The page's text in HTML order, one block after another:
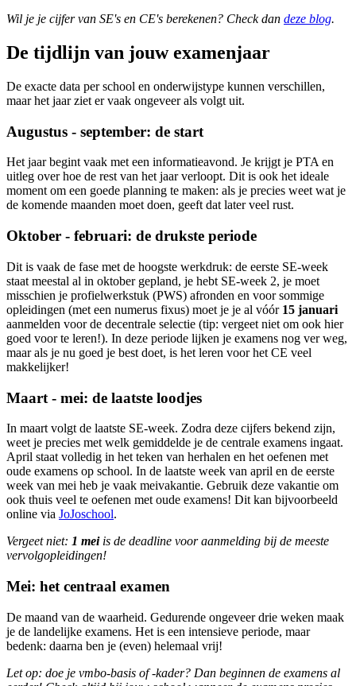
Wil je je cijfer van SE's en CE's berekenen? Check dan deze blog.
De tijdlijn van jouw examenjaar
De exacte data per school en onderwijstype kunnen verschillen,
maar het jaar ziet er vaak ongeveer als volgt uit.
Augustus - september: de start
Het jaar begint vaak met een informatieavond. Je krijgt je PTA en
uitleg over hoe de rest van het jaar verloopt. Dit is ook het ideale
moment om een goede planning te maken: als je precies weet wat je
de komende maanden moet doen, geeft dat later veel rust.
Oktober - februari: de drukste periode
Dit is vaak de fase met de hoogste werkdruk: de eerste SE-week
staat meestal al in oktober gepland, je hebt SE-week 2, je moet
misschien je profielwerkstuk (PWS) afronden en voor sommige
opleidingen (met een numerus fixus) moet je je al vóór 15 januari
aanmelden voor de decentrale selectie (tip: vergeet niet om ook hier
goed voor te leren!). In deze periode lijken je examens nog ver weg,
maar als je nu goed je best doet, is het leren voor het CE veel
makkelijker!
Maart - mei: de laatste loodjes
In maart volgt de laatste SE-week. Zodra deze cijfers bekend zijn,
weet je precies met welk gemiddelde je de centrale examens ingaat.
April staat volledig in het teken van herhalen en het oefenen met
oude examens op school. In de laatste week van april en de eerste
week van mei heb je vaak meivakantie. Gebruik deze vakantie om
ook thuis veel te oefenen met oude examens! Dit kan bijvoorbeeld
online via JoJoschool.
Vergeet niet: 1 meiis de deadline voor aanmelding bij de meeste
vervolgopleidingen!
Mei: het centraal examen
De maand van de waarheid. Gedurende ongeveer drie weken maak
je de landelijke examens. Het is een intensieve periode, maar
bedenk: daarna ben je (even) helemaal vrij!
Let op: doe je vmbo-basis of -kader? Dan beginnen de examens al